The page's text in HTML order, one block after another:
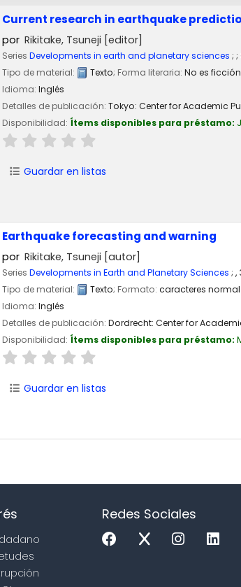
Current research in earthquake
por Rikitake, Tsuneji [editor]
Series Developments in earth and planetary sciences ; ;
Tipo de material:
Texto; Forma literaria: No es ficción
Idioma: Inglés
Detalles de publicación: Tokyo: Center for Academic
Disponibilidad: Ítems disponibles para préstamo:
Guardar en listas
Earthquake forecasting and warning
por Rikitake, Tsuneji [autor]
Series Developments in Earth and Planetary Sciences ; ,
Tipo de material:
Texto; Formato: caracteres
Idioma: Inglés
Detalles de publicación: Dordrecht: Center for
Disponibilidad: Ítems disponibles para préstamo:
Guardar en listas
Redes Sociales